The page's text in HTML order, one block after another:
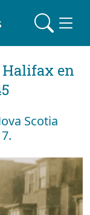
Halifax en
Scotia